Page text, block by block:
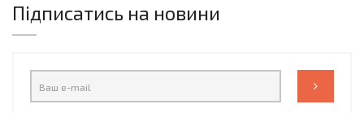
Підписатись на новини